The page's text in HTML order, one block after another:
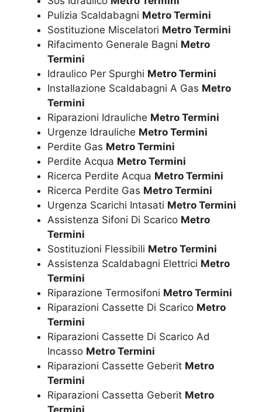
Pulizia Scaldabagni Metro Termini
Sostituzione Miscelatori Metro Termini
Rifacimento Generale Bagni Metro
Termini
Idraulico Per Spurghi Metro Termini
Installazione Scaldabagni A Gas Metro
Termini
Riparazioni Idrauliche Metro Termini
Urgenze Idrauliche Metro Termini
Perdite Gas Metro Termini
Perdite Acqua Metro Termini
Ricerca Perdite Acqua Metro Termini
Ricerca Perdite Gas Metro Termini
Urgenza Scarichi Intasati Metro Termini
Assistenza Sifoni Di Scarico Metro
Termini
Sostituzioni Flessibili Metro Termini
Assistenza Scaldabagni Elettrici Metro
Termini
Riparazione Termosifoni Metro Termini
Riparazioni Cassette Di Scarico Metro
Termini
Riparazioni Cassette Di Scarico Ad
Incasso Metro Termini
Riparazioni Cassette Geberit Metro
Termini
Riparazioni Cassetta Geberit Metro